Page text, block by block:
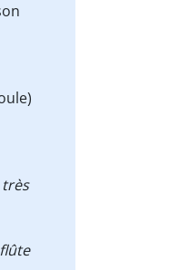
flûte